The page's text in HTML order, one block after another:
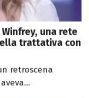
Winfrey, una rete
trattativa con
retroscena